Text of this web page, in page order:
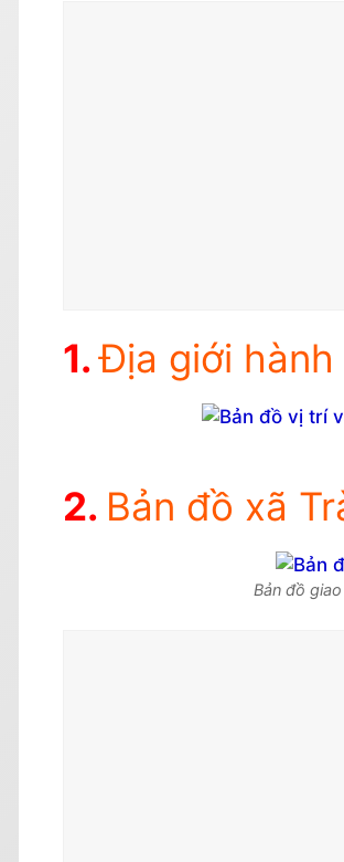
Địa giới hành
Bản đồ xã
Bản đồ